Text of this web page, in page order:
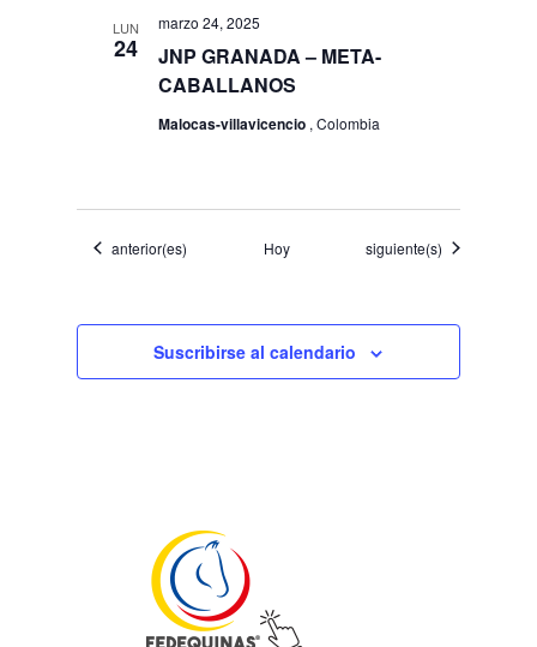
LUN
24
JNP GRANADA – META-
CABALLANOS
marzo 24, 2025
Malocas-villavicencio , Colombia
Eventos
anterior(es) Hoy Eventos
siguiente(s)
Suscribirse al calendario